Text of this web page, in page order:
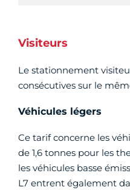
Visiteurs
Le stationnement
consécutives sur le
Véhicules légers
Ce tarif concerne les
de 1,6 tonnes pour les
les véhicules basse
L7 entrent également